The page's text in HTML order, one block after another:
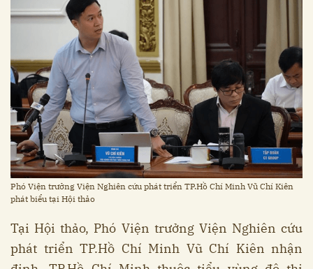
Phó Viện trưởng Viện Nghiên cứu phát triển TP.Hồ Chí Minh Vũ Chí Kiên
phát biểu tại Hội thảo
Tại Hội thảo, Phó Viện trưởng Viện Nghiên cứu
phát triển TP.Hồ Chí Minh Vũ Chí Kiên nhận